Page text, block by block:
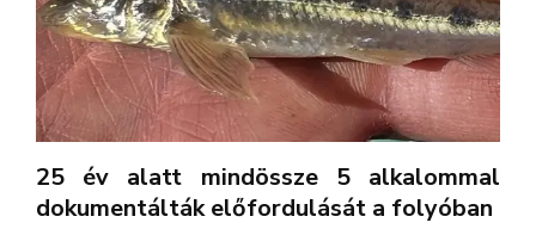
25 év alatt mindössze 5 alkalommal
dokumentálták előfordulását a folyóban